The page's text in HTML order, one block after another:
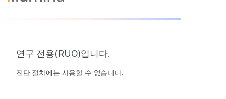
연구 전용(RUO)입니다.
진단 절차에는 사용할 수 없습니다.